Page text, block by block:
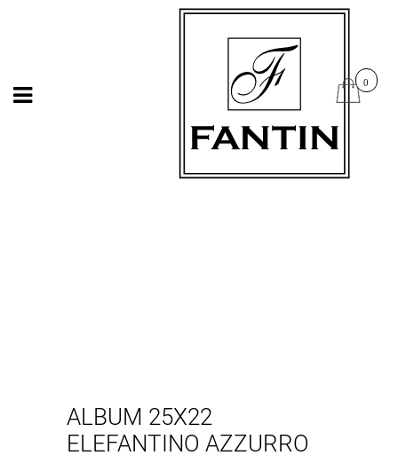
Open Open
ALBUM 25X22
ELEFANTINO AZZURRO